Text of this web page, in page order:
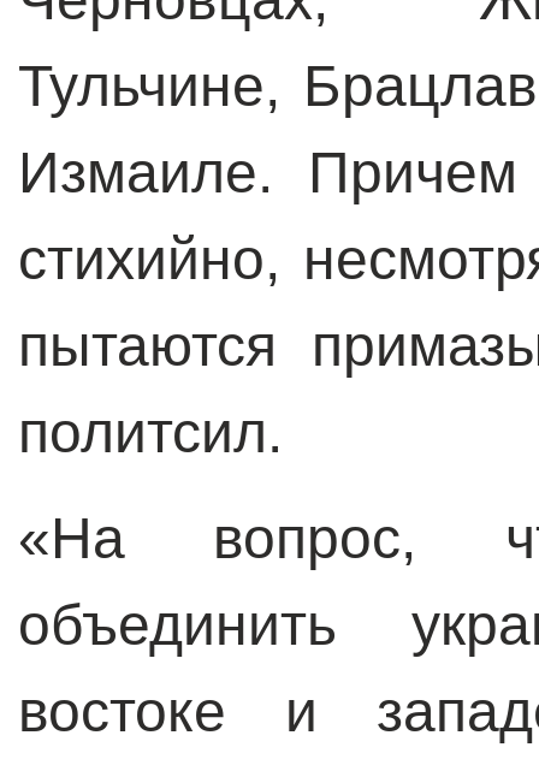
Тульчине,
Измаиле. Причем
стихийно,
пытаются
политсил.
«На вопрос,
объединить
востоке и